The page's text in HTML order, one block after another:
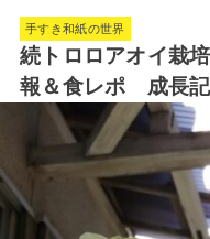
手すき和紙の世界
続トロロアオイ栽
報＆食レポ 成長